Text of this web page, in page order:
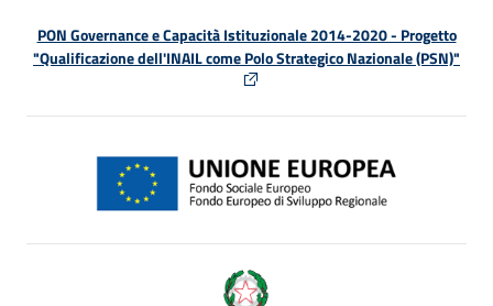
PON Governance e Capacità Istituzionale 2014-2020 - Progetto
"Qualificazione dell'INAIL come Polo Strategico Nazionale (PSN)"